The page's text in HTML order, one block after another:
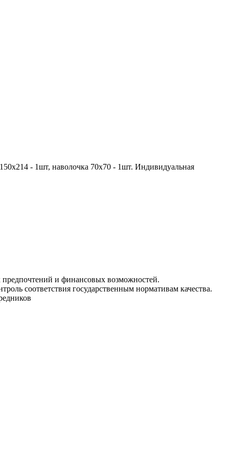
- 1шт, наволочка 70х70 - 1шт. Индивидуальная
предпочтений и финансовых возможностей.
соответствия государственным нормативам качества.